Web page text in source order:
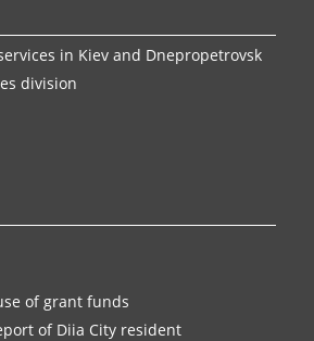
in Kiev and Dnepropetrovsk
division
of grant funds
of Diia City resident